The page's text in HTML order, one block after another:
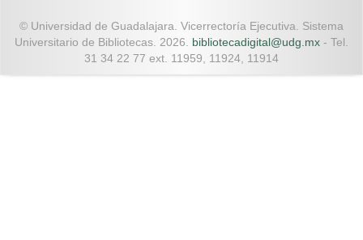
© Universidad de Guadalajara. Vicerrectoría Ejecutiva. Sistema
Universitario de Bibliotecas. 2026. bibliotecadigital@udg.mx - Tel.
31 34 22 77 ext. 11959, 11924, 11914